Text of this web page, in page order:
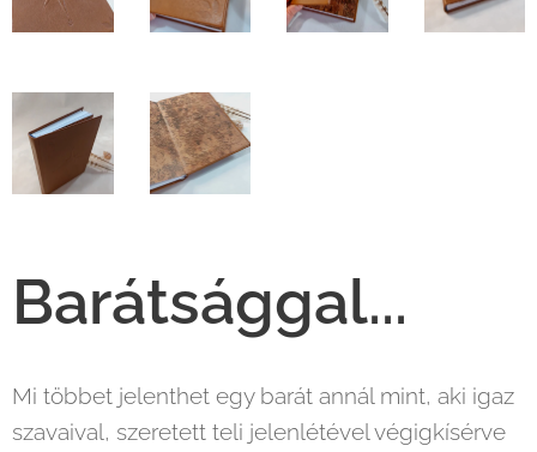
Barátsággal...
Mi többet jelenthet egy barát annál mint, aki igaz
szavaival, szeretett teli jelenlétével végigkísérve